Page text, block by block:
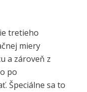
tretieho
miery
a zároveň z
po
Špeciálne sa to